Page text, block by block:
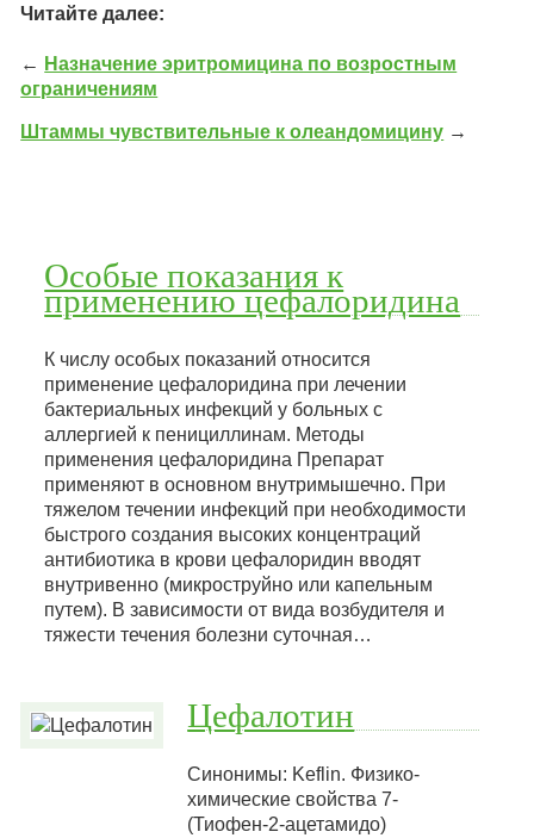
Читайте далее:
← Назначение эритромицина по возростным
ограничениям
Штаммы чувствительные к олеандомицину →
Особые показания к
применению цефалоридина
К числу особых показаний относится
применение цефалоридина при лечении
бактериальных инфекций у больных с
аллергией к пенициллинам. Методы
применения цефалоридина Препарат
применяют в основном внутримышечно. При
тяжелом течении инфекций при необходимости
быстрого создания высоких концентраций
антибиотика в крови цефалоридин вводят
внутривенно (микроструйно или капельным
путем). В зависимости от вида возбудителя и
тяжести течения болезни суточная…
Цефалотин
Синонимы: Keflin. Физико-
химические свойства 7-
(Тиофен-2-ацетамидо)